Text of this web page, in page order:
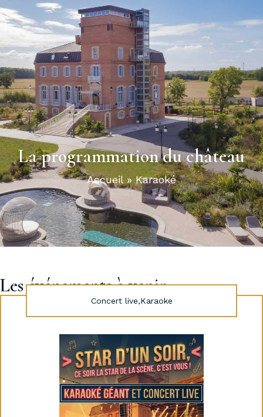
La programmation du château
Accueil»Karaoké
Les événements à venir...
Concert live,Karaoke